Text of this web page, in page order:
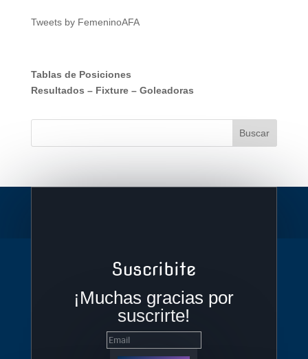
Tweets by FemeninoAFA
Tablas de Posiciones
Resultados – Fixture– Goleadoras
Suscribite
¡Muchas gracias por
suscrirte!